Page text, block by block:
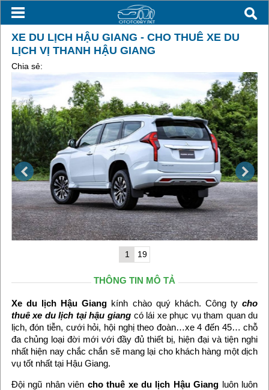
XE DU LỊCH HẬU GIANG - CHO THUÊ XE DU
LỊCH VỊ THANH HẬU GIANG
Chia sẻ:
1 19
THÔNG TIN MÔ TẢ
Xe du lịch Hậu Giang kính chào quý khách. Công tycho
thuê xe du lịch tại hậu giangcó lái xe phục vụ tham quan du
lịch, đón tiễn, cưới hỏi, hội nghị theo đoàn…xe 4 đến 45… chỗ
đa chủng loại đời mới với đầy đủ thiết bị, hiện đại và tiện nghi
nhất hiện nay chắc chắn sẽ mang lại cho khách hàng một dịch
vụ tốt nhất tại Hậu Giang.
Đội ngũ nhân viên cho thuê xe du lịch Hậu Giang luôn luôn